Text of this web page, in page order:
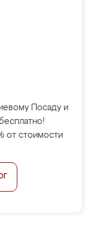
Посаду и
от стоимости